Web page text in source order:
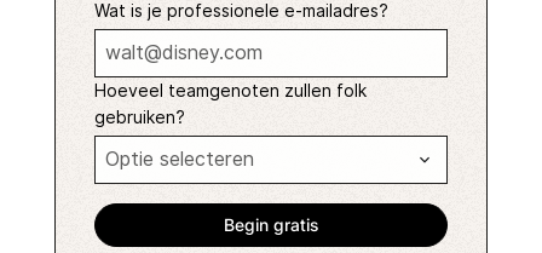
Wat is je professionele e-mailadres?
Hoeveel teamgenoten zullen folk
gebruiken?